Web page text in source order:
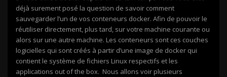
déjà surement posé la question de savoir comment
sauvegarder l’un de vos conteneurs docker. Afin de pouvoir le
réutiliser directement, plus tard, sur votre machine courante ou
alors sur une autre machine. Les conteneurs sont ces couches
logicielles qui sont créés à partir d’une image de docker qui
contient le système de fichiers Linux respectifs et les
applications out of the box. Nous allons voir plusieurs